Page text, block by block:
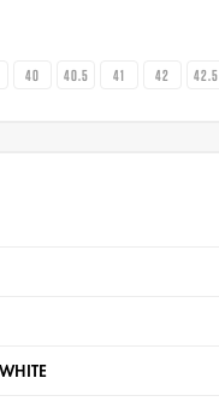
40 40.5 41 42 42.5